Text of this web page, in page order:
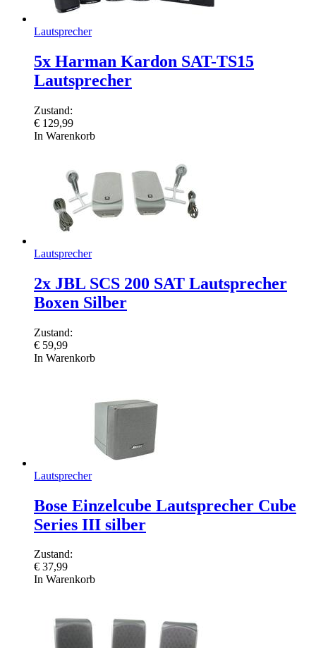
Lautsprecher
5x Harman Kardon SAT-TS15
Lautsprecher
Zustand:
€ 129,99
In Warenkorb
Lautsprecher
2x JBL SCS 200 SAT Lautsprecher
Boxen Silber
Zustand:
€ 59,99
In Warenkorb
Lautsprecher
Bose Einzelcube Lautsprecher Cube
Series III silber
Zustand:
€ 37,99
In Warenkorb